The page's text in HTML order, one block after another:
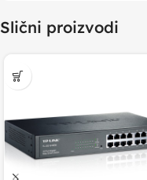
Slični proizvodi